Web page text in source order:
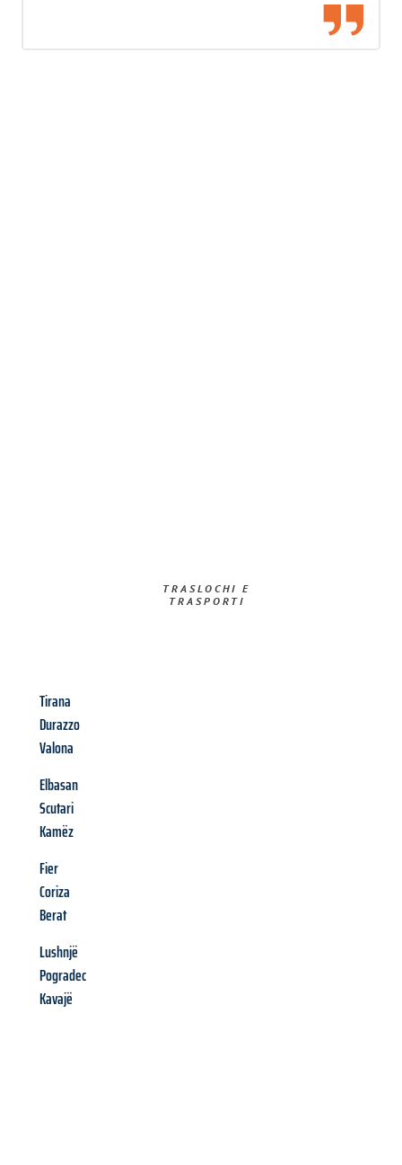
TRASLOCHI E
TRASPORTI​
Tirana
Durazzo
Valona
Elbasan
Scutari
Kamëz
Fier
Coriza
Berat
Lushnjë
Pogradec
Kavajë